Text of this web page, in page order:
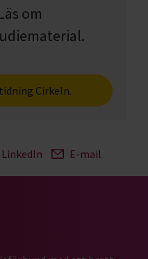
om
Cirkeln.
LinkedIn E-mail